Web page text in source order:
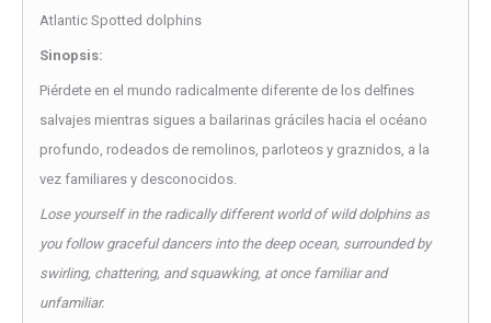
Atlantic Spotted dolphins
Sinopsis:
Piérdete en el mundo radicalmente diferente de los delfines
salvajes mientras sigues a bailarinas gráciles hacia el océano
profundo, rodeados de remolinos, parloteos y graznidos, a la
vez familiares y desconocidos.
Lose yourself in the radically different world of wild dolphins as
you follow graceful dancers into the deep ocean, surrounded by
swirling, chattering, and squawking, at once familiar and
unfamiliar.